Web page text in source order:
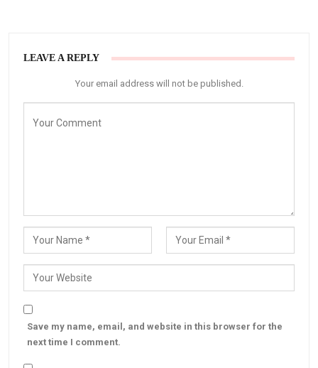
LEAVE A REPLY
Your email address will not be published.
Save my name, email, and website in this browser for the
next time I comment.